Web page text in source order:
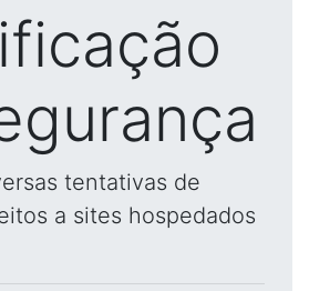
tentativas de
a sites hospedados